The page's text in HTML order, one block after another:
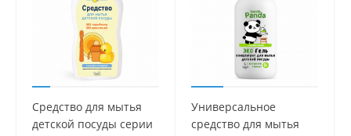
Средство для мытья
детской посуды серии
Универсальное
средство для мытья